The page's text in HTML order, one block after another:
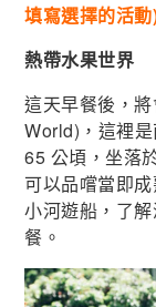
填寫選擇的活
熱帶水果世界
這天早餐後，
World)，這裡
65 公頃，坐落
可以品嚐當即
小河遊船，了
餐。